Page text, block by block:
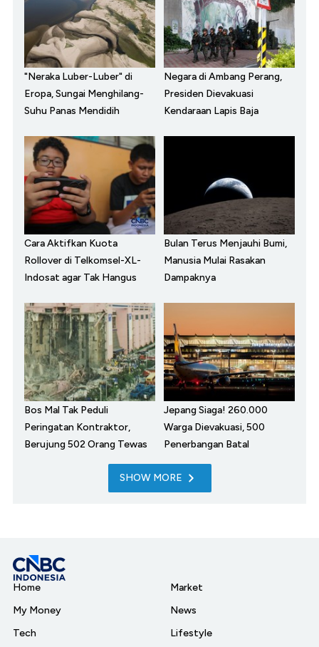
"Neraka Luber-Luber" di
Eropa, Sungai Menghilang-
Suhu Panas Mendidih
Negara di Ambang Perang,
Presiden Dievakuasi
Kendaraan Lapis Baja
Cara Aktifkan Kuota
Rollover di Telkomsel-XL-
Indosat agar Tak Hangus
Bulan Terus Menjauhi Bumi,
Manusia Mulai Rasakan
Dampaknya
Bos Mal Tak Peduli
Peringatan Kontraktor,
Berujung 502 Orang Tewas
Jepang Siaga! 260.000
Warga Dievakuasi, 500
Penerbangan Batal
SHOW MORE
Home
My Money
Tech
Market
News
Lifestyle